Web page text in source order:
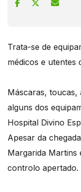
Trata-se de
médicos e utentes
Máscaras, toucas,
alguns dos
Hospital Divino
Apesar da
Margarida Martins
controlo apertado.